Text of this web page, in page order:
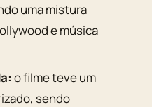
uma mistura
e música
o filme teve um
sendo